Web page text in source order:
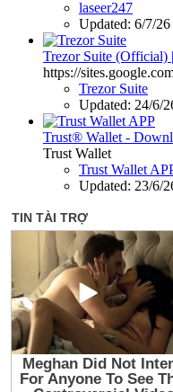
laseer247
Updated: 6/7/26
Trezor Suite (Official)
https://
Trezor Suite
Updated: 24/6/
Trust® Wallet -
Trust Wallet
Trust Wallet
Updated: 23/6/